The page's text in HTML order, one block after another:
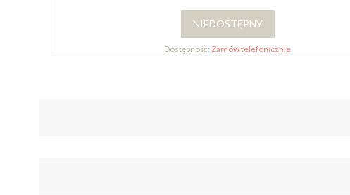
NIEDOSTĘPNY
Dostępność: Zamów telefonicznie